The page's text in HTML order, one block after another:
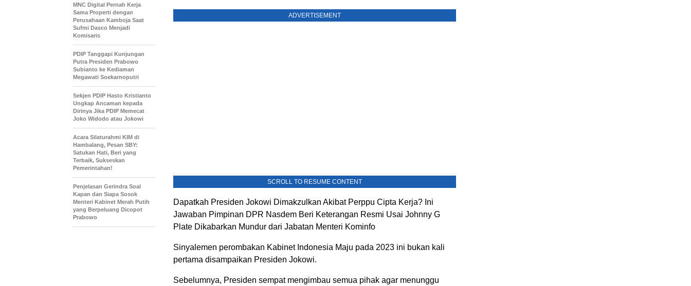
ADVERTISEMENT
SCROLL TO RESUME CONTENT
Dapatkah Presiden Jokowi Dimakzulkan Akibat Perppu Cipta Kerja? Ini
Jawaban Pimpinan DPR Nasdem Beri Keterangan Resmi Usai Johnny G
Plate Dikabarkan Mundur dari Jabatan Menteri Kominfo
Sinyalemen perombakan Kabinet Indonesia Maju pada 2023 ini bukan kali
pertama disampaikan Presiden Jokowi.
Sebelumnya, Presiden sempat mengimbau semua pihak agar menunggu
MNC Digital Pernah Kerja
Sama Properti dengan
Perusahaan Kamboja Saat
Sufmi Dasco Menjadi
Komisaris
PDIP Tanggapi Kunjungan
Putra Presiden Prabowo
Subianto ke Kediaman
Megawati Soekarnoputri
Sekjen PDIP Hasto Kristianto
Ungkap Ancaman kepada
Dirinya Jika PDIP Memecat
Joko Widodo atau Jokowi
Acara Silaturahmi KIM di
Hambalang, Pesan SBY:
Satukan Hati, Beri yang
Terbaik, Sukseskan
Pemerintahan!
Penjelasan Gerindra Soal
Kapan dan Siapa Sosok
Menteri Kabinet Merah Putih
yang Berpeluang Dicopot
Prabowo